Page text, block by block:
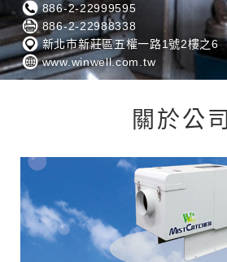
886-2-22999595
886-2-22988338
新北市新莊區五權一路1號2樓之6
www.winwell.com.tw
關於公司